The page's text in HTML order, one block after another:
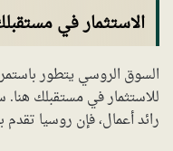
الاستثمار في
السوق الروسي يتطور
للاستثمار في مستقبلك
رائد أعمال، فإن روسيا